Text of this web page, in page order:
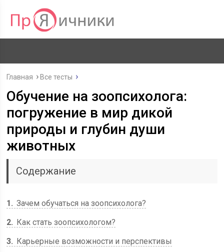
Главная Все тесты
Обучение на зоопсихолога:
погружение в мир дикой
природы и глубин души
животных
Содержание
1
Зачем обучаться на зоопсихолога?
2
Как стать зоопсихологом?
3
Карьерные возможности и перспективы